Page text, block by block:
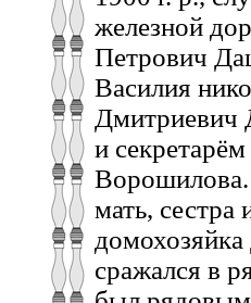
железной
Петрович
Василия
Дмитриевич
и
Ворошилова.
мать,
сражался в